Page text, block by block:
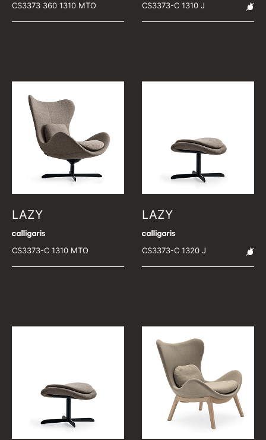
CS3373 360 1310 MTO CS3373-C 1310 J
LAZY
CS3373-C 1310 MTO
LAZY
CS3373-C 1320 J